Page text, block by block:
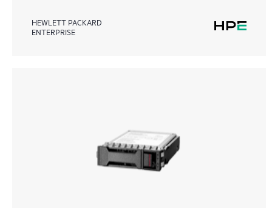
HEWLETT PACKARD
ENTERPRISE